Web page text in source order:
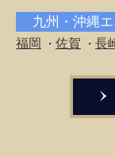
九州・沖縄
福岡 ・ 佐賀 ・ 長